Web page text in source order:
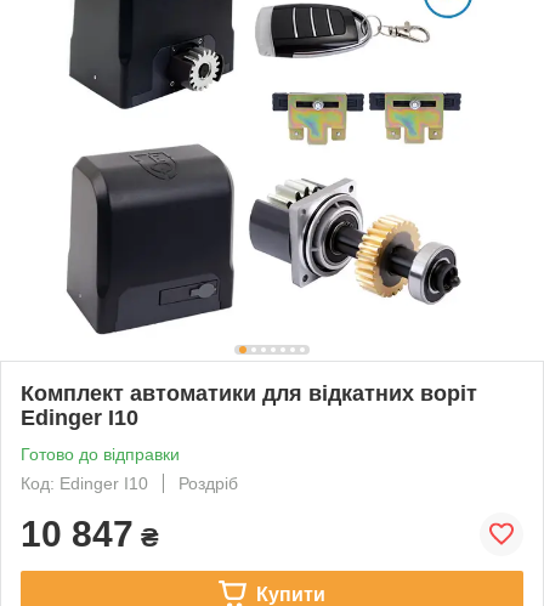
Комплект автоматики для відкатних воріт
Edinger I10
Готово до відправки
Код: Edinger I10
Роздріб
10 847 ₴
Купити